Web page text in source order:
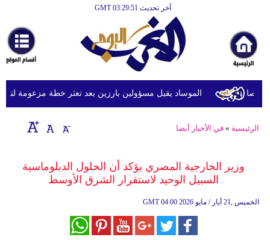
آخر تحديث GMT 03:29:51
أخبارعاجلة
رياضة
ثقافة
إقتصاد
وموسيقى
الموساد يقيل مسؤولين بارزين بعد تعثر خطة مزعومة لتغيير
الرئيسية »في الأخبار أيضا
وزير الخارجية المصري يؤكد أن الحلول الدبلوماسية
السبيل الوحيد لاستقرار الشرق الأوسط
GMT 04:00 2026 الخميس ,21 أيار / مايو